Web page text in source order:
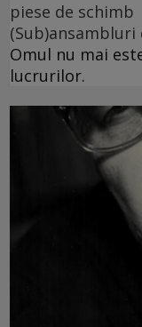
piese de schimb
(Sub)ansambluri
Omul nu mai
lucrurilor.